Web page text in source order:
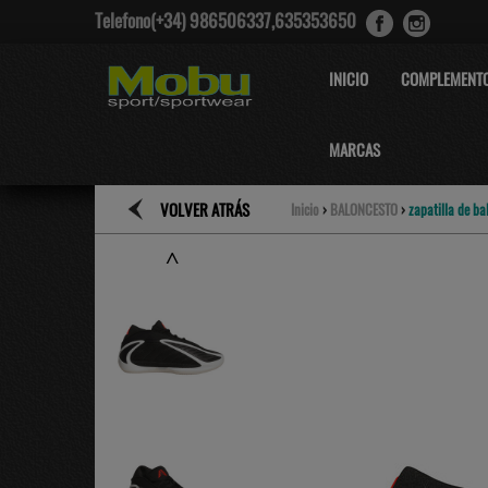
Telefono(+34) 986506337,635353650
INICIO
MARCAS
VOLVER ATRÁS Inicio › BALONCESTO ›zapatilla de
˄